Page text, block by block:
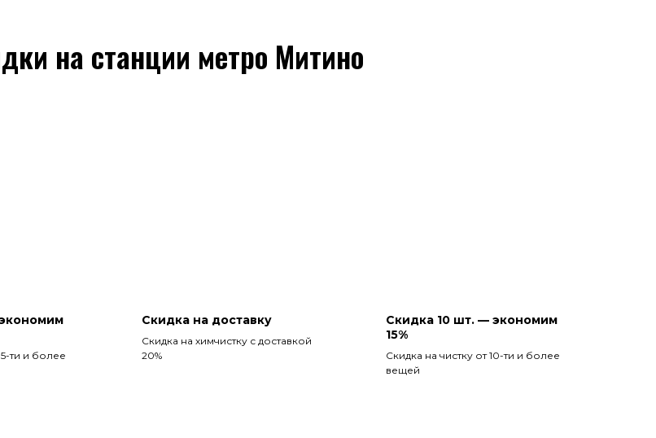
на станции метро Митино
5-ти и более
Скидка на доставку
Скидка на химчистку с доставкой
20%
Скидка 10 шт. — экономим
15%
Скидка на чистку от 10-ти и более
вещей